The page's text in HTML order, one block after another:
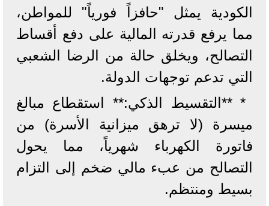
الكودية يمثل "حافزاً فورياً" للمواطن،
مما يرفع قدرته المالية على دفع أقساط
التصالح، ويخلق حالة من الرضا الشعبي
التي تدعم توجهات الدولة.
* **التقسيط الذكي:** استقطاع مبالغ
ميسرة (لا ترهق ميزانية الأسرة) من
فاتورة الكهرباء شهرياً، مما يحول
التصالح من عبء مالي ضخم إلى التزام
بسيط ومنتظم.